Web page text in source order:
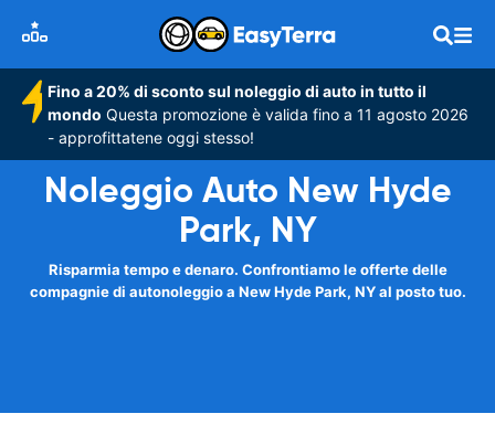
Fino a 20% di sconto sul noleggio di auto in tutto il
mondo Questa promozione è valida fino a 11 agosto 2026
- approfittatene oggi stesso!
Noleggio Auto New Hyde
Park, NY
Risparmia tempo e denaro. Confrontiamo le offerte delle
compagnie di autonoleggio a New Hyde Park, NY al posto tuo.